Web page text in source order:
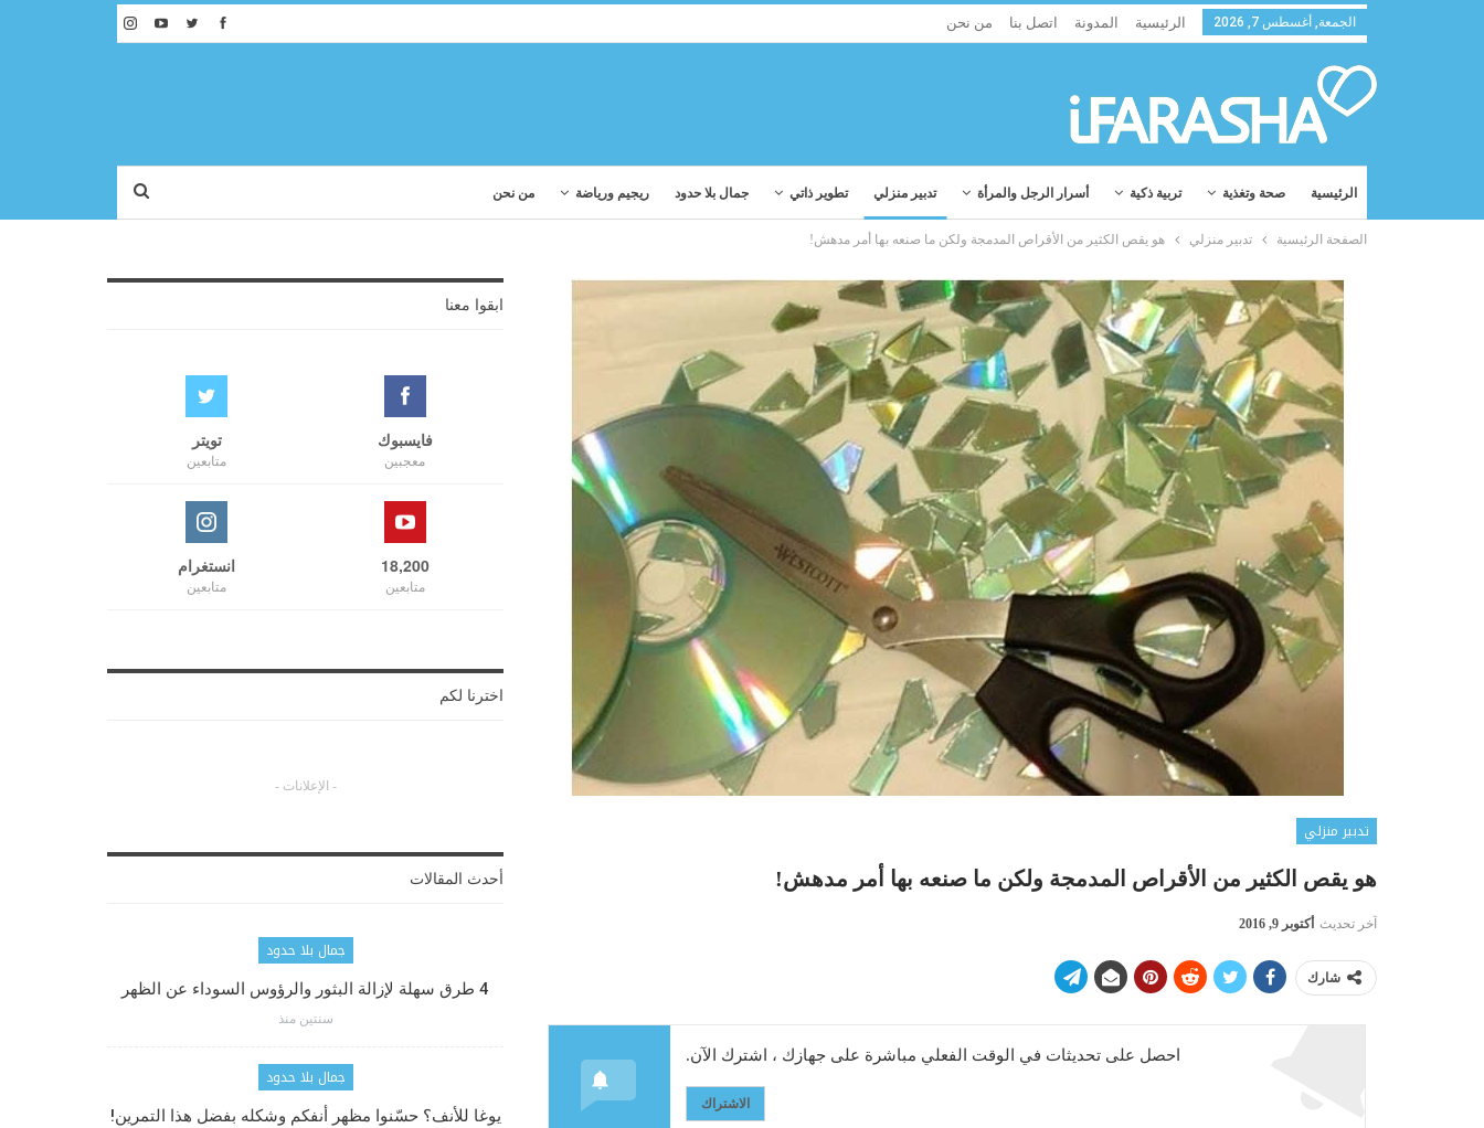
الجمعة, أغسطس 7, 2026 الرئيسية المدونة اتصل بنا من نحن
الرئيسية صحة وتغذية تربية ذكية أسرار الرجل والمرأة تدبير منزلي تطوير ذاتي جمال بلا حدود ريجيم ورياضة من نحن
الصفحة الرئيسية تدبير منزلي هو يقص الكثير من الأقراص المدمجة ولكن ما صنعه بها أمر مدهش!
تدبير منزلي
هو يقص الكثير من الأقراص المدمجة ولكن ما صنعه بها أمر مدهش!
آخر تحديث أكتوبر 9, 2016
شارك
احصل على تحديثات في الوقت الفعلي مباشرة على جهازك ، اشترك الآن.
الاشتراك
ابقوا معنا
فايسبوك
معجبين
تويتر
متابعين
18,200
متابعين
انستغرام
متابعين
اخترنا لكم
- الإعلانات -
أحدث المقالات
جمال بلا حدود
4 طرق سهلة لإزالة البثور والرؤوس السوداء عن الظهر
سنتين منذ
جمال بلا حدود
يوغا للأنف؟ حسّنوا مظهر أنفكم وشكله بفضل هذا التمرين!